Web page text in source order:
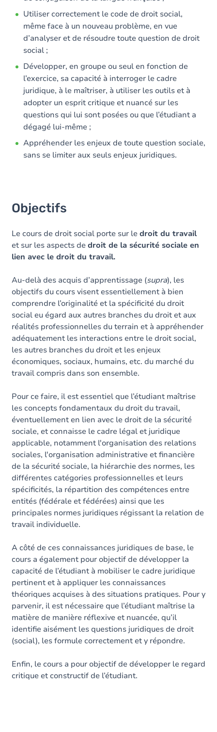
Utiliser correctement le code de droit social,
même face à un nouveau problème, en vue
d’analyser et de résoudre toute question de droit
social ;
Développer, en groupe ou seul en fonction de
l’exercice, sa capacité à interroger le cadre
juridique, à le maîtriser, à utiliser les outils et à
adopter un esprit critique et nuancé sur les
questions qui lui sont posées ou que l’étudiant a
dégagé lui-même ;
Appréhender les enjeux de toute question sociale,
sans se limiter aux seuls enjeux juridiques.
Objectifs
Le cours de droit social porte sur ledroit du travail
et sur les aspects dedroit de la sécurité sociale en
lien avec le droit du travail.
Au-delà des acquis d’apprentissage (supra), les
objectifs du cours visent essentiellement à bien
comprendre l’originalité et la spécificité du droit
social eu égard aux autres branches du droit et aux
réalités professionnelles du terrain et à appréhender
adéquatement les interactions entre le droit social,
les autres branches du droit et les enjeux
économiques, sociaux, humains, etc. du marché du
travail compris dans son ensemble.
Pour ce faire, il est essentiel que l’étudiant maîtrise
les concepts fondamentaux du droit du travail,
éventuellement en lien avec le droit de la sécurité
sociale, et connaisse le cadre légal et juridique
applicable, notamment l'organisation des relations
sociales, l'organisation administrative et financière
de la sécurité sociale, la hiérarchie des normes, les
différentes catégories professionnelles et leurs
spécificités, la répartition des compétences entre
entités (fédérale et fédérées) ainsi que les
principales normes juridiques régissant la relation de
travail individuelle.
A côté de ces connaissances juridiques de base, le
cours a également pour objectif de développer la
capacité de l’étudiant à mobiliser le cadre juridique
pertinent et à appliquer les connaissances
théoriques acquises à des situations pratiques. Pour y
parvenir, il est nécessaire que l’étudiant maîtrise la
matière de manière réflexive et nuancée, qu’il
identifie aisément les questions juridiques de droit
(social), les formule correctement et y répondre.
Enfin, le cours a pour objectif de développer le regard
critique et constructif de l’étudiant.